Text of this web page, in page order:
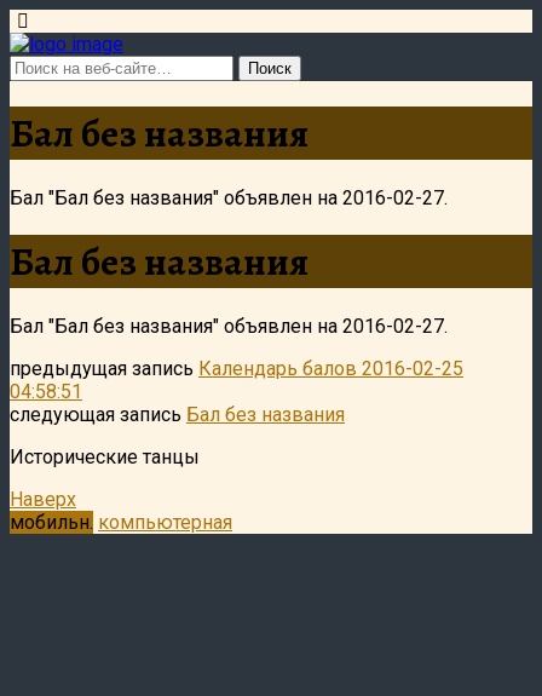
Бал без названия
Бал "Бал без названия" объявлен на 2016-02-27.
Бал без названия
Бал "Бал без названия" объявлен на 2016-02-27.
предыдущая запись Календарь балов 2016-02-25
04:58:51
следующая запись Бал без названия
Исторические танцы
Наверх
мобильн. компьютерная